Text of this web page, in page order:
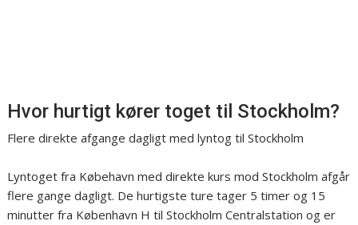
Hvor hurtigt kører toget til Stockholm?
Flere direkte afgange dagligt med lyntog til Stockholm
Lyntoget fra Købehavn med direkte kurs mod Stockholm afgår
flere gange dagligt. De hurtigste ture tager 5 timer og 15
minutter fra København H til Stockholm Centralstation og er